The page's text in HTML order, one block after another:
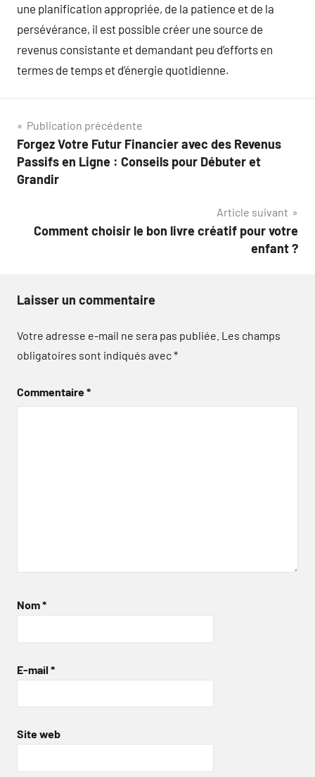
une planification appropriée, de la patience et de la
persévérance, il est possible créer une source de
revenus consistante et demandant peu d’efforts en
termes de temps et d’énergie quotidienne.
Navigation
de
l’article
Publication précédente
Forgez Votre Futur Financier avec des Revenus
Passifs en Ligne : Conseils pour Débuter et
Grandir
Article suivant
Comment choisir le bon livre créatif pour votre
enfant ?
Laisser un commentaire
Votre adresse e-mail ne sera pas publiée. Les champs
obligatoires sont indiqués avec*
Commentaire*
Nom*
E-mail *
Site web